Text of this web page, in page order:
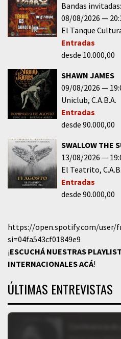
Bandas
08/08/2026
El Tanque
Entradas
desde 10.000,00
SHAWN JAMES
09/08/2026
Uniclub C.A.B.A.
Entradas
desde 90.000,00
SWALLOW THE
13/08/2026
El Teatrito
Entradas
desde 90.000,00
https://open.spotify.com/user/
si=04fa543cf01849e9
¡ESCUCHÁ NUESTRAS
INTERNACIONALESACÁ!
ÚLTIMAS ENTREVISTAS